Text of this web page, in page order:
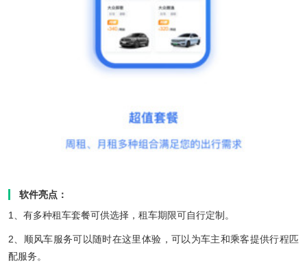
软件亮点：
1、有多种租车套餐可供选择，租车期限可自行定制。
2、顺风车服务可以随时在这里体验，可以为车主和乘客提供行程匹
配服务。